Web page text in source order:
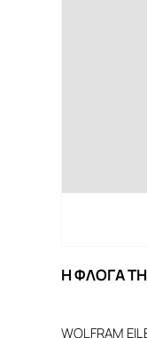
Η ΦΛΟΓΑ
WOLFRAM